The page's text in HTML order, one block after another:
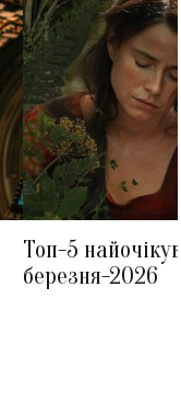
Топ-5
березня-2026